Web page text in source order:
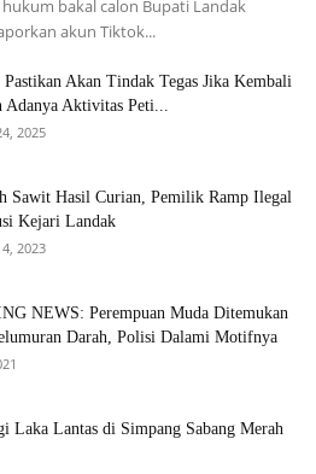
bakal calon Bupati Landak
akun Tiktok...
Pastikan Akan Tindak Tegas Jika Kembali
Adanya Aktivitas Peti...
2025
Sawit Hasil Curian, Pemilik Ramp Ilegal
Kejari Landak
2023
NEWS: Perempuan Muda Ditemukan
Darah, Polisi Dalami Motifnya
Laka Lantas di Simpang Sabang Merah